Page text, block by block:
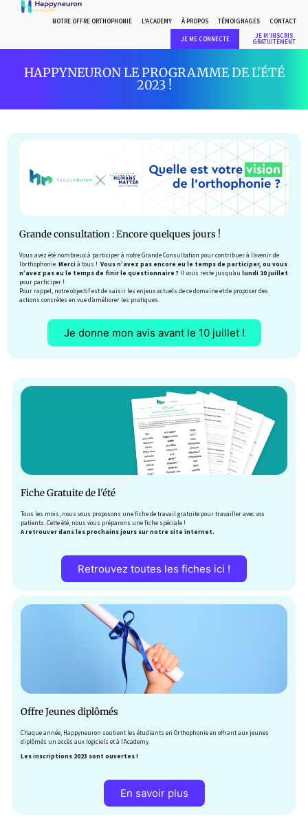
NOTRE OFFRE ORTHOPHONIE L'ACADEMY À PROPOS TÉMOIGNAGES CONTACT
JE ME CONNECTE
JE M'INSCRIS
GRATUITEMENT
HAPPYNEURON LE PROGRAMME DE L'ÉTÉ
2023 !
Grande consultation : Encore quelques jours !
Vous avez été nombreux à participer à notre Grande Consultation pour contribuer à l’avenir de
l’orthophonie. Merci à tous ! Vous n’avez pas encore eu le temps de participer, ou vous
n’avez pas eu le temps de finir le questionnaire ? Il vous reste jusqu’au lundi 10 juillet
pour participer !
Pour rappel, notre objectif est de saisir les enjeux actuels de ce domaine et de proposer des
actions concrètes en vue d’améliorer les pratiques.
Je donne mon avis avant le 10 juillet !
Fiche Gratuite de l'été
Tous les mois, nous vous proposons une fiche de travail gratuite pour travailler avec vos
patients. Cette été, nous vous préparons une fiche spéciale !
A retrouver dans les prochains jours sur notre site internet.
Retrouvez toutes les fiches ici !
Offre Jeunes diplômés
Chaque année, Happyneuron soutient les étudiants en Orthophonie en offrant aux jeunes
diplômés un accès aux logiciels et à l’Academy.
Les inscriptions 2023 sont ouvertes !
En savoir plus